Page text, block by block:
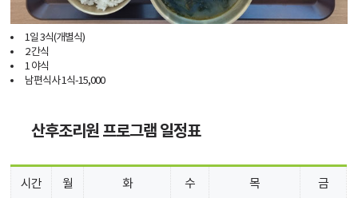
1일 3식(개별식)
2 간식
1 야식
남편식사 1식-15,000
산후조리원 프로그램 일정표
시간 월 화 수 목 금